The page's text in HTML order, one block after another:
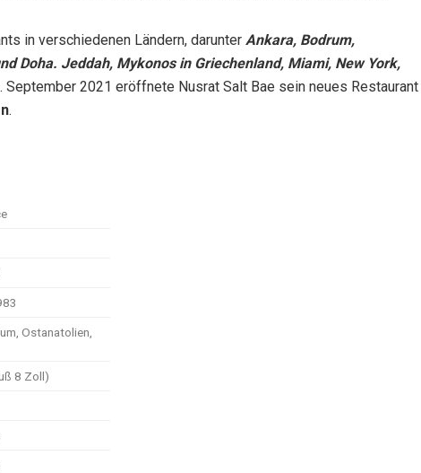
in verschiedenen Ländern, darunter Ankara, Bodrum,
Doha. Jeddah, Mykonos in Griechenland, Miami, New York,
September 2021 eröffnete Nusrat Salt Bae sein neues Restaurant
.
Ostanatolien,
8 Zoll)